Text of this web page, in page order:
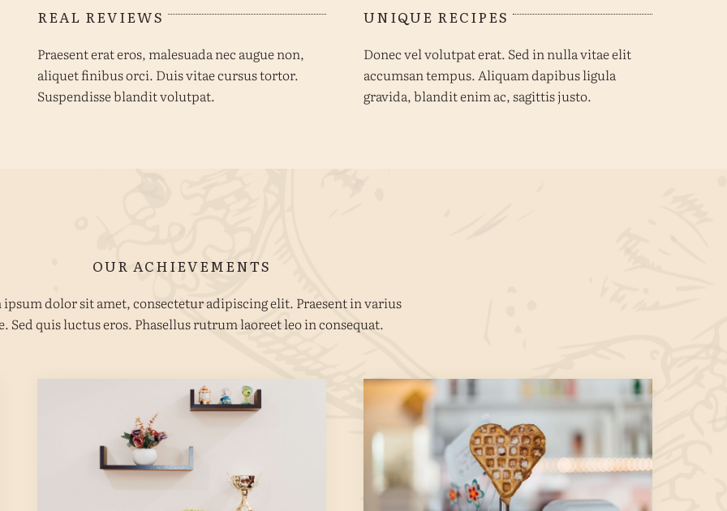
REAL REVIEWS
Praesent erat eros, malesuada nec augue non,
aliquet finibus orci. Duis vitae cursus tortor.
Suspendisse blandit volutpat.
UNIQUE RECIPES
Donec vel volutpat erat. Sed in nulla vitae elit
accumsan tempus. Aliquam dapibus ligula
gravida, blandit enim ac, sagittis justo.
OUR ACHIEVEMENTS
ipsum dolor sit amet, consectetur adipiscing elit. Praesent in varius
Sed quis luctus eros. Phasellus rutrum laoreet leo in consequat.